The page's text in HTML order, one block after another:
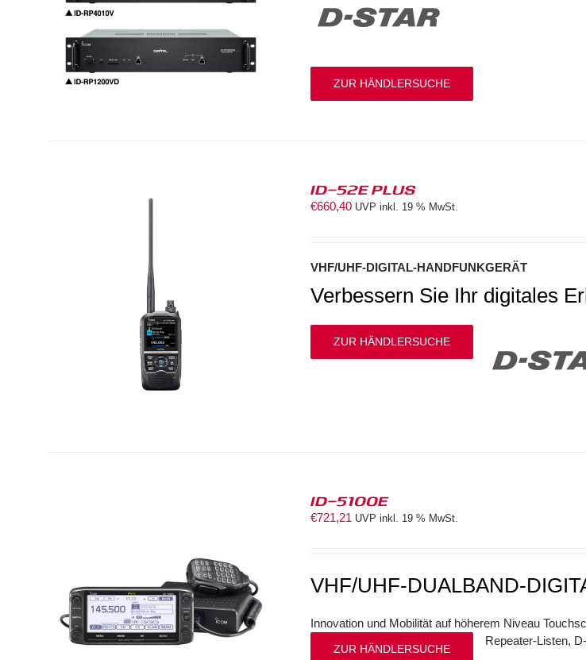
ZUR HÄNDLERSUCHE
ID-52E PLUS
€660,40 UVP inkl. 19 % MwSt.
VHF/UHF-DIGITAL-HANDFUNKGERÄT
Verbessern Sie Ihr digitales
ZUR HÄNDLERSUCHE
ID-5100E
€721,21 UVP inkl. 19 % MwSt.
VHF/UHF-DUALBAND-
Innovation und Mobilität auf höherem Niveau
Repeater-Listen,
ZUR HÄNDLERSUCHE